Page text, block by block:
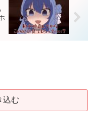
込む